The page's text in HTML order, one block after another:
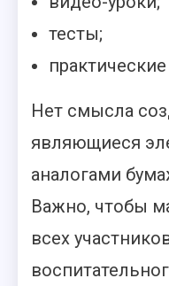
тесты;
Нет смысла
являющиеся
аналогами
Важно, чтобы
всех